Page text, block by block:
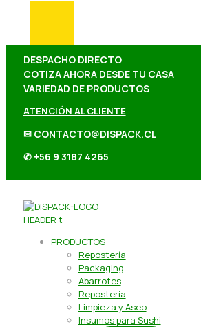
DESPACHO DIRECTO
COTIZA AHORA DESDE TU CASA
VARIEDAD DE PRODUCTOS
ATENCIÓN AL CLIENTE
✉ CONTACTO@DISPACK.CL
✆ +56 9 3187 4265
PRODUCTOS
Repostería
Packaging
Abarrotes
Repostería
Limpieza y Aseo
Insumos para Sushi